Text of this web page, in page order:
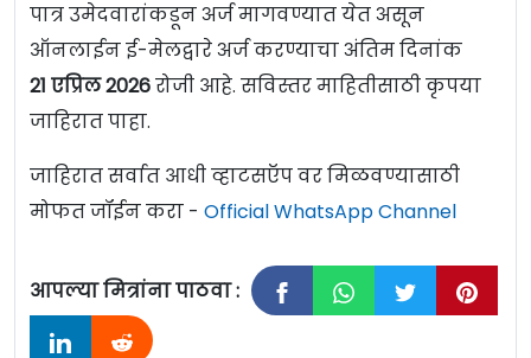
पात्र उमेदवारांकडून अर्ज मागवण्यात येत असून
ऑनलाईन ई-मेलद्वारे अर्ज करण्याचा अंतिम दिनांक
21 एप्रिल 2026रोजी आहे. सविस्तर माहितीसाठी कृपया
जाहिरात पाहा.
जाहिरात सर्वात आधी व्हाटसऍप वर मिळवण्यासाठी
मोफत जॉईन करा - Official WhatsApp Channel
आपल्या मित्रांना पाठवा :